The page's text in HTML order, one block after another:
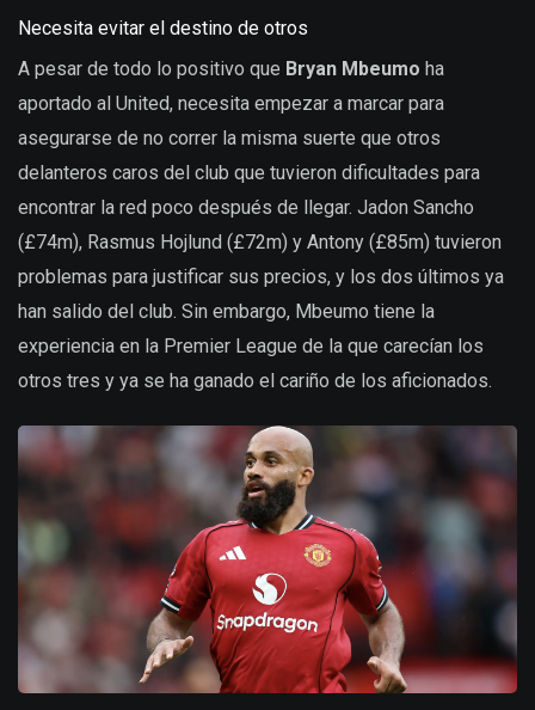
Necesita evitar el destino de otros
A pesar de todo lo positivo que Bryan Mbeumo ha
aportado al United, necesita empezar a marcar para
asegurarse de no correr la misma suerte que otros
delanteros caros del club que tuvieron dificultades para
encontrar la red poco después de llegar. Jadon Sancho
(£74m), Rasmus Hojlund (£72m) y Antony (£85m) tuvieron
problemas para justificar sus precios, y los dos últimos ya
han salido del club. Sin embargo, Mbeumo tiene la
experiencia en la Premier League de la que carecían los
otros tres y ya se ha ganado el cariño de los aficionados.